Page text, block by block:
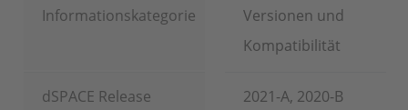
Informationskategorie
Versionen und
Kompatibilität
dSPACE Release 2021-A, 2020-B